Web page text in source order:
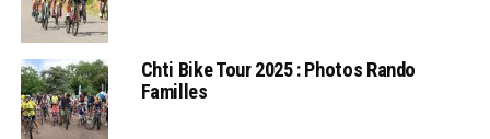
Chti Bike Tour 2025 : Photos Rando
Familles